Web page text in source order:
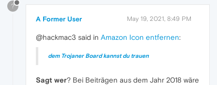
?
A Former User May 19, 2021, 8:49 PM
@hackmac3 said in Amazon Icon entfernen:
dem Trojaner Board kannst du trauen
Sagt wer? Bei Beiträgen aus dem Jahr 2018 wäre